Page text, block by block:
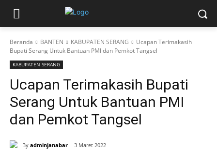
Beranda BANTEN KABUPATEN SERANG
Ucapan Terimakasih
Bupati Serang Untuk Bantuan PMI dan Pemkot Tangsel
KABUPATEN SERANG
Ucapan Terimakasih Bupati
Serang Untuk Bantuan PMI
dan Pemkot Tangsel
By adminjanabar 3 Maret 2022